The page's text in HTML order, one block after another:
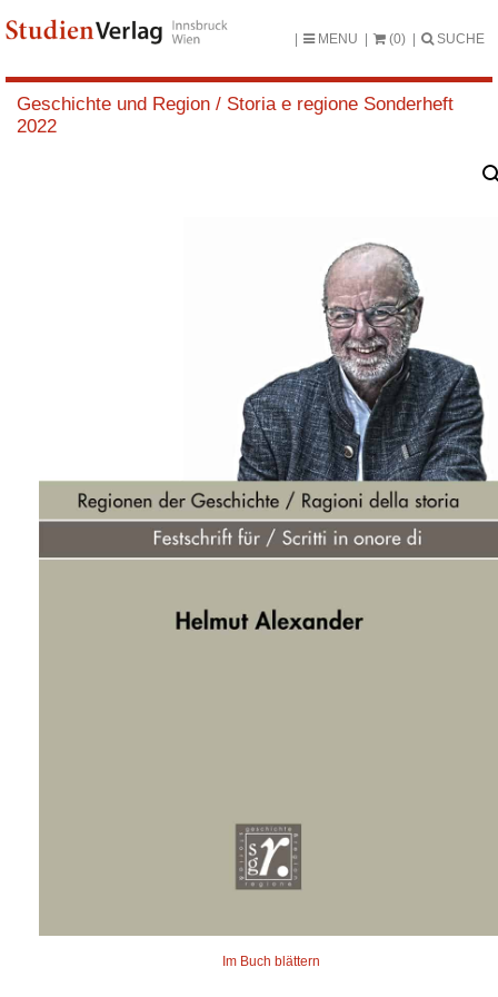
MENU (0) SUCHE
Geschichte und Region / Storia e regione Sonderheft
2022
Im Buch blättern